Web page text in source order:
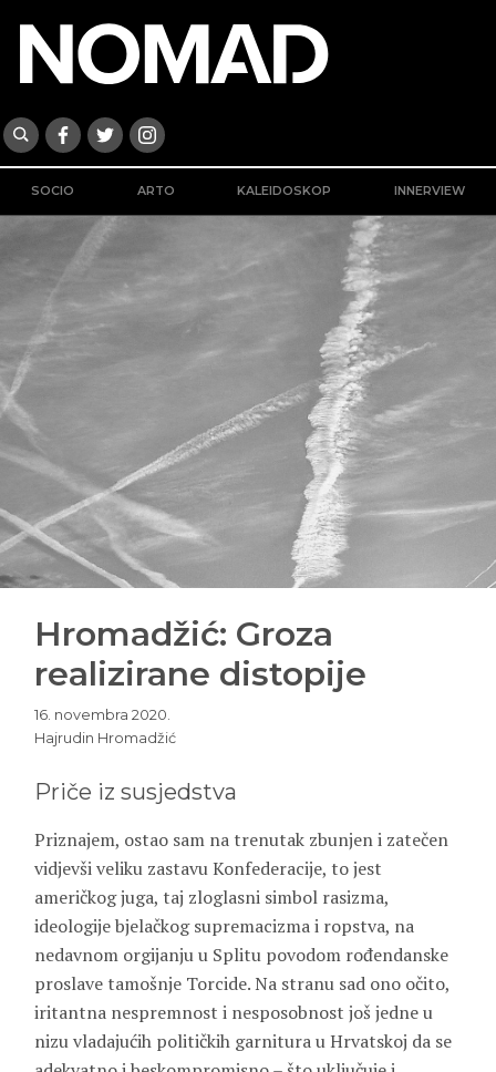
SOCIO ARTO KALEIDOSKOP INNERVIEW
Hromadžić: Groza
realizirane distopije
16. novembra 2020.
Hajrudin Hromadžić
Priče iz susjedstva
Priznajem, ostao sam na trenutak zbunjen i zatečen
vidjevši veliku zastavu Konfederacije, to jest
američkog juga, taj zloglasni simbol rasizma,
ideologije bjelačkog supremacizma i ropstva, na
nedavnom orgijanju u Splitu povodom rođendanske
proslave tamošnje Torcide. Na stranu sad ono očito,
iritantna nespremnost i nesposobnost još jedne u
nizu vladajućih političkih garnitura u Hrvatskoj da se